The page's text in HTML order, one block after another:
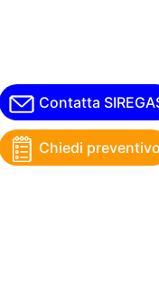
Contatta
Chiedi preventivo